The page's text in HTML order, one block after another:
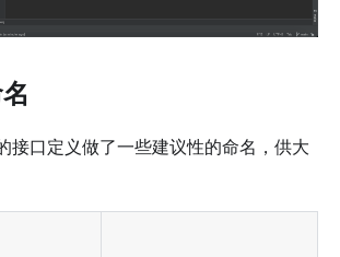
接口定义做了一些建议性的命名，供大